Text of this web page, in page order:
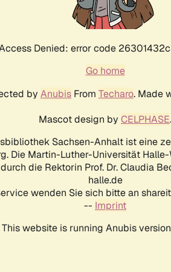
Denied: error code
Go home
by Anubis From Techaro. Made
Mascot design by CELPHASE.
Sachsen-Anhalt ist eine
Die Martin-Luther-Universität
die Rektorin Prof. Dr. Claudia
halle.de
wenden Sie sich bitte an
-- Imprint
This website is running Anubis version